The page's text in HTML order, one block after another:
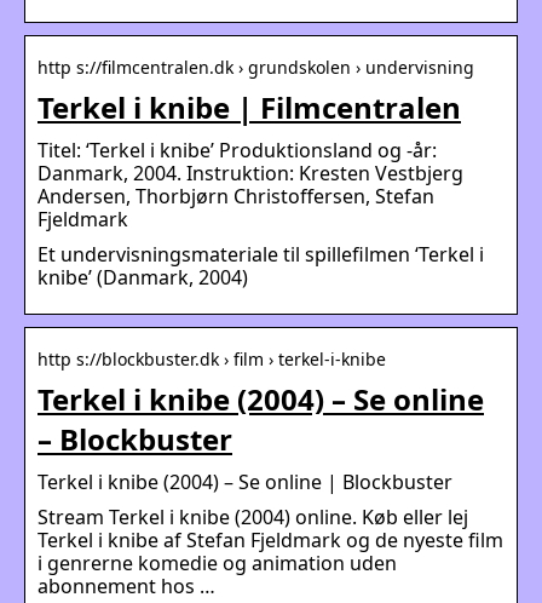
http s://filmcentralen.dk › grundskolen › undervisning
Terkel i knibe | Filmcentralen
Titel: ‘Terkel i knibe’ Produktionsland og -år:
Danmark, 2004. Instruktion: Kresten Vestbjerg
Andersen, Thorbjørn Christoffersen, Stefan
Fjeldmark
Et undervisningsmateriale til spillefilmen ‘Terkel i
knibe’ (Danmark, 2004)
http s://blockbuster.dk › film › terkel-i-knibe
Terkel i knibe (2004) – Se online
– Blockbuster
Terkel i knibe (2004) – Se online | Blockbuster
Stream Terkel i knibe (2004) online. Køb eller lej
Terkel i knibe af Stefan Fjeldmark og de nyeste film
i genrerne komedie og animation uden
abonnement hos …